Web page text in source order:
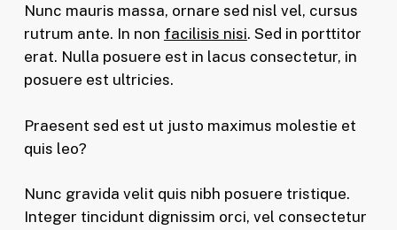
Nunc mauris massa, ornare sed nisl vel, cursus
rutrum ante. In non facilisis nisi. Sed in porttitor
erat. Nulla posuere est in lacus consectetur, in
posuere est ultricies.
Praesent sed est ut justo maximus molestie et
quis leo?
Nunc gravida velit quis nibh posuere tristique.
Integer tincidunt dignissim orci, vel consectetur